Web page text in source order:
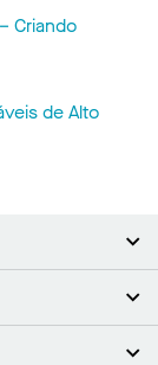
Criando
​​de Alto